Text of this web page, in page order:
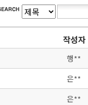
작성자
행**
은**
은**